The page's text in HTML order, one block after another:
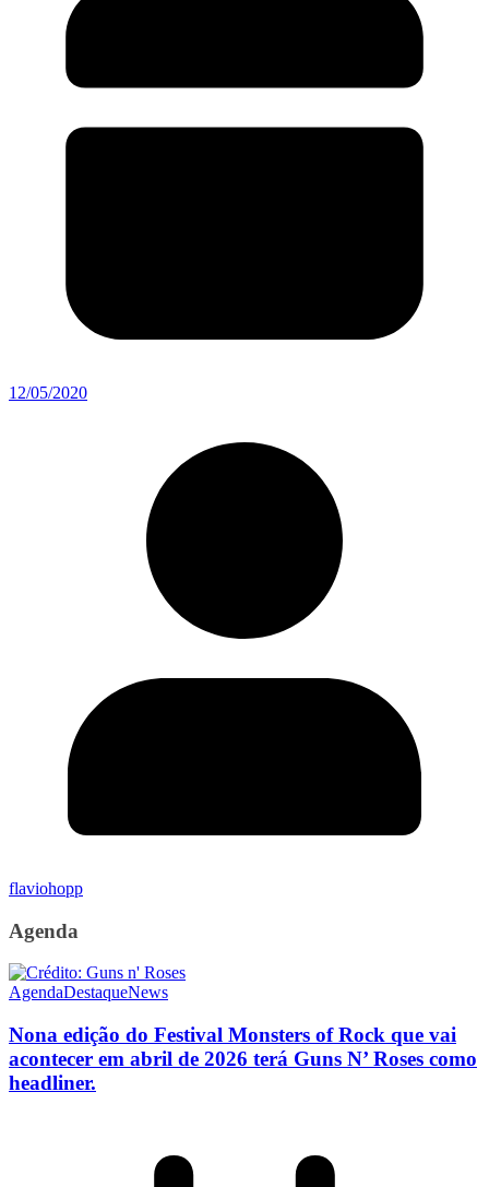
12/05/2020
flaviohopp
Agenda
AgendaDestaqueNews
Nona edição do Festival Monsters of Rock que vai
acontecer em abril de 2026 terá Guns N’ Roses como
headliner.